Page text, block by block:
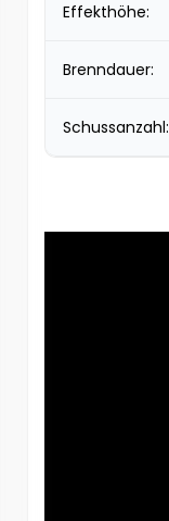
Effekthöhe:
Brenndauer:
Schussanzahl: